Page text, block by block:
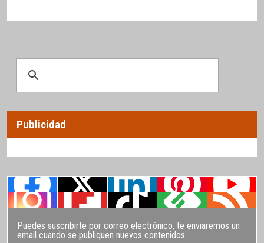
Publicidad
Puedes suscribirte por correo electrónico, te enviaremos un
email cuando se publiquen nuevos contenidos